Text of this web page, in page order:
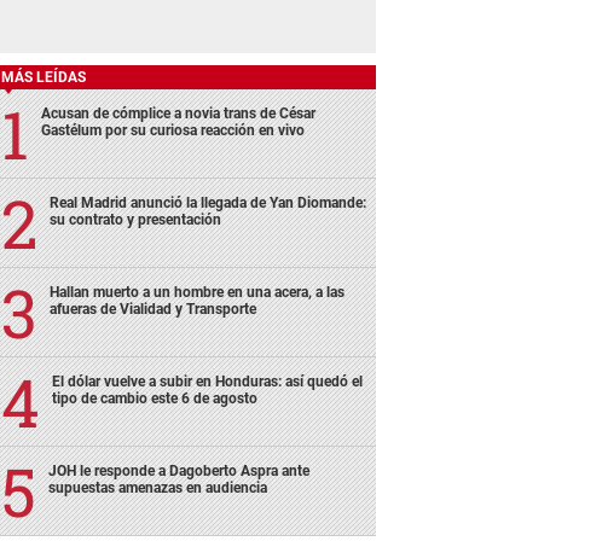
MÁS LEÍDAS
Acusan de cómplice a novia trans de César
Gastélum por su curiosa reacción en vivo
Real Madrid anunció la llegada de Yan Diomande:
su contrato y presentación
Hallan muerto a un hombre en una acera, a las
afueras de Vialidad y Transporte
El dólar vuelve a subir en Honduras: así quedó el
tipo de cambio este 6 de agosto
JOH le responde a Dagoberto Aspra ante
supuestas amenazas en audiencia